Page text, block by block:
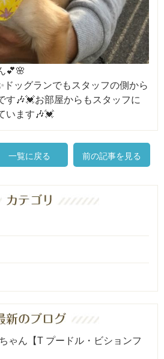
💕🌸
ドッグランでもスタッフの側から
す🎶💓お部屋からもスタッフに
います🎶💓
一覧に戻る 前の記事を見る
ゃん【T プードル・ビションフ